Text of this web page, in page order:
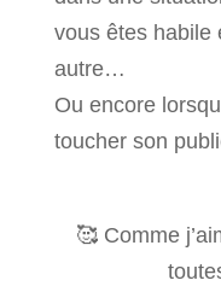
vous êtes habile
autre…
Ou encore
toucher son
🥰 Comme